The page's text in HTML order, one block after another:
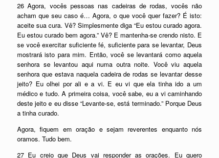
26 Agora, vocês pessoas nas cadeiras de rodas, vocês não
acham que seu caso é… Agora, o que você quer fazer? É isto:
aceite sua cura. Vê? Simplesmente diga “Eu estou curado agora.
Eu estou curado bem agora.” Vê? E mantenha-se crendo nisto. E
se você exercitar suficiente fé, suficiente para se levantar, Deus
mostrará isto para mim. Então, você se levantará como aquela
senhora se levantou aqui numa outra noite. Você viu aquela
senhora que estava naquela cadeira de rodas se levantar desse
jeito? Eu olhei por ali e a vi. E eu vi que ela tinha ido a um
médico e tudo. A primeira coisa, você sabe, eu a vi caminhando
deste jeito e eu disse “Levante-se, está terminado.” Porque Deus
a tinha curado.
Agora, fiquem em oração e sejam reverentes enquanto nós
oramos. Tudo bem.
27 Eu creio que Deus vai responder as orações. Eu quero